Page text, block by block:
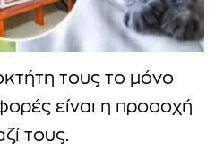
τους το μόνο
είναι η προσοχή
τους.